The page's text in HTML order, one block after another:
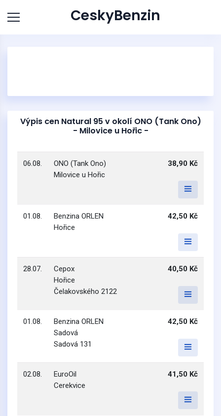
CeskyBenzin
Výpis cen Natural 95 v okolí ONO (Tank Ono)
- Milovice u Hořic -
06.08.
ONO (Tank Ono)
Milovice u Hořic
38,90 Kč
01.08.
Benzina ORLEN
Hořice
42,50 Kč
28.07.
Cepox
Hořice
Čelakovského 2122
40,50 Kč
01.08.
Benzina ORLEN
Sadová
Sadová 131
42,50 Kč
02.08.
EuroOil
Cerekvice
41,50 Kč